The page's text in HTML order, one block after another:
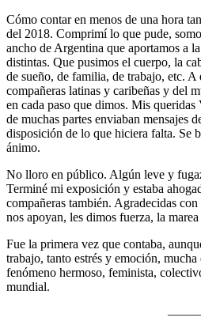
Cómo contar en menos de una hora
del 2018. Comprimí lo que pude,
ancho de Argentina que aportamos a
distintas. Que pusimos el cuerpo, la
de sueño, de familia, de trabajo, etc. A
compañeras latinas y caribeñas y del
en cada paso que dimos. Mis queridas
de muchas partes enviaban mensajes
disposición de lo que hiciera falta. Se
ánimo.
No lloro en público. Algún leve y
Terminé mi exposición y estaba
compañeras también. Agradecidas
nos apoyan, les dimos fuerza, la
Fue la primera vez que contaba,
trabajo, tanto estrés y emoción,
fenómeno hermoso, feminista,
mundial.